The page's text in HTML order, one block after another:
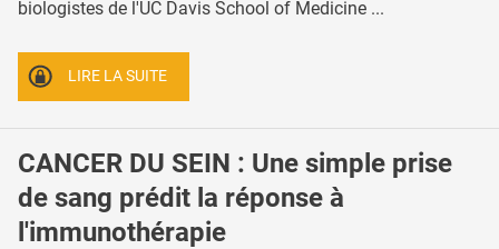
biologistes de l'UC Davis School of Medicine ...
LIRE LA SUITE
CANCER DU SEIN : Une simple prise
de sang prédit la réponse à
l'immunothérapie